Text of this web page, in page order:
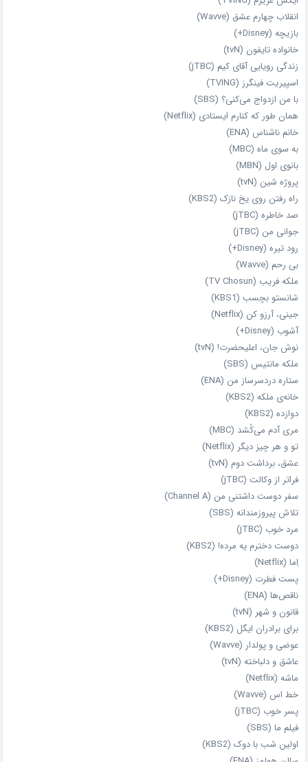
انقلاب چهارم عشق (Wavve)
بازیچه (Disney+)
خانواده تایفون (tvN)
زندگی رویایی آقای کیم (jTBC)
اسپیریت فینگرز (TVING)
با من ازدواج می‌کنی؟ (SBS)
همان‌ طور که کنارم ایستادی (Netflix)
خانم ناشناس (ENA)
به سوی ماه (MBC)
بانوی اول (MBN)
پروژه شین (tvN)
راه رفتن روی یخ نازک (KBS2)
صد خاطره (jTBC)
جوانی من (jTBC)
رود تیره (Disney+)
بی‌ رحم (Wavve)
ملکه فریب (TV Chosun)
شانستو بچسب (KBS1)
جینی، آرزو کن (Netflix)
آشوب (Disney+)
نوش جان، اعلیحضرت! (tvN)
ملکه‌ مانتیس (SBS)
ستاره دردسرساز من (ENA)
خانه‌ی ملکه (KBS2)
دوازده (KBS2)
مری آدم می‌کُشد (MBC)
تو و هر چیز دیگر (Netflix)
عشق، برداشت دوم (tvN)
فراتر از وکالت (jTBC)
سفر دوست‌ داشتنی من (Channel A)
تلاش پیروزمندانه (SBS)
مرد خوب (jTBC)
دوست دخترم یه مرده! (KBS2)
اِما (Netflix)
پست فطرت (Disney+)
ناقص‌ها (ENA)
قانون و شهر (tvN)
برای برادران ایگل (KBS2)
عوضی و پولدار (Wavve)
عاشق و دلباخته (tvN)
ماشه (Netflix)
خط اس (Wavve)
پسر خوب (jTBC)
فیلم ما (SBS)
اولین شب با دوک (KBS2)